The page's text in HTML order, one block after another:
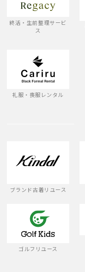
終活・生前整理サービ
ス
礼服・喪服レンタル
ブランド古着リユース
ゴルフリユース